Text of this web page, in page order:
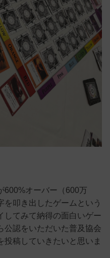
600%オーバー（600万
を叩き出したゲームという
してみて納得の面白いゲー
公認をいただいた普及協会
投稿していきたいと思いま